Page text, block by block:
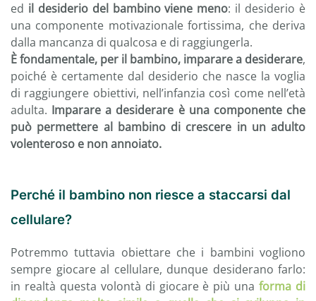
ed il desiderio del bambino viene meno: il desiderio è
una componente motivazionale fortissima, che deriva
dalla mancanza di qualcosa e di raggiungerla.
È fondamentale, per il bambino, imparare a desiderare,
poiché è certamente dal desiderio che nasce la voglia
di raggiungere obiettivi, nell’infanzia così come nell’età
adulta. Imparare a desiderare è una componente che
può permettere al bambino di crescere in un adulto
volenteroso e non annoiato.
Perché il bambino non riesce a staccarsi dal
cellulare?
Potremmo tuttavia obiettare che i bambini vogliono
sempre giocare al cellulare, dunque desiderano farlo:
in realtà questa volontà di giocare è più unaforma di